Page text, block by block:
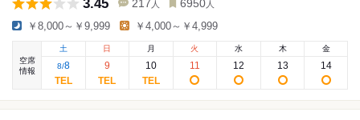
3.45 217 人 6950 人
￥8,000～￥9,999 ￥4,000～￥4,999
空席
情報
土
8/8
日
9
月
10
火
11
水
12
木
13
金
14